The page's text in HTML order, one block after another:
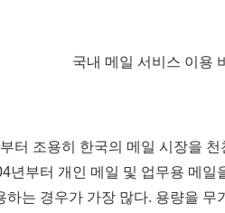
국내 메일 서비스 이용
터 조용히 한국의 메일 시장을
년부터 개인 메일 및 업무용 메
하는 경우가 가장 많다. 용량을